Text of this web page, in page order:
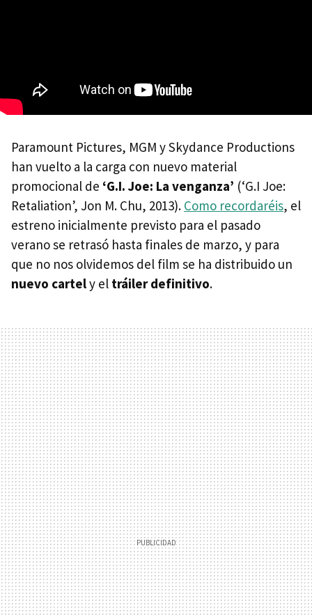
Paramount Pictures, MGM y Skydance Productions
han vuelto a la carga con nuevo material
promocional de ‘G.I. Joe: La venganza’ (‘G.I Joe:
Retaliation’, Jon M. Chu, 2013). Como recordaréis, el
estreno inicialmente previsto para el pasado
verano se retrasó hasta finales de marzo, y para
que no nos olvidemos del film se ha distribuido un
nuevo cartely el tráiler definitivo.